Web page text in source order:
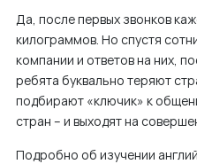
Да, после первых звонков
килограммов. Но спустя
компании и ответов на них,
ребята буквально теряют
подбирают «ключик» к
стран – и выходят на
Подробно об изучении